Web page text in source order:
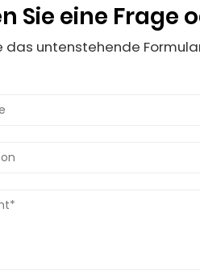
Sie eine
das untenstehende